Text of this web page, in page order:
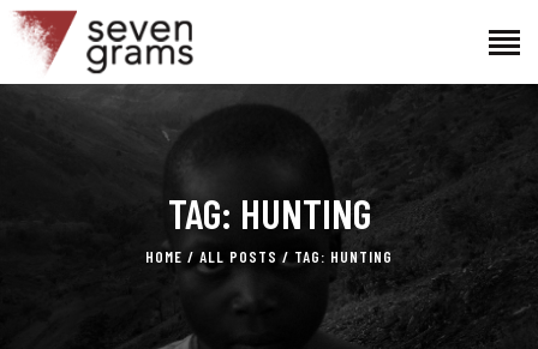
TAG: HUNTING
HOME ALL POSTS TAG: HUNTING
THE PROJECT
THE TEAM